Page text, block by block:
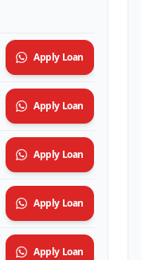
Apply Loan
Apply Loan
Apply Loan
Apply Loan
Apply Loan